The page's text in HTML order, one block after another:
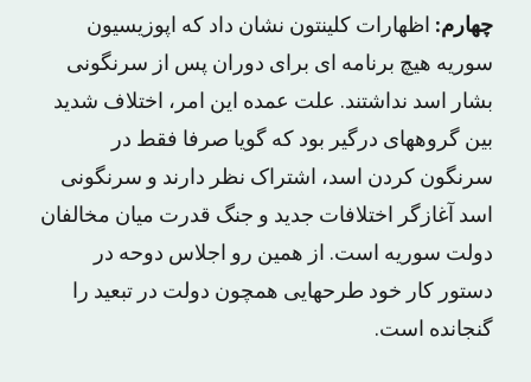
چهارم:
اظهارات کلینتون نشان داد که اپوزیسیون
سوریه هیچ برنامه ای برای دوران پس از سرنگونی
بشار اسد نداشتند. علت عمده این امر، اختلاف شدید
بین گروههای درگیر بود که گویا صرفا فقط در
سرنگون کردن اسد، اشتراک نظر دارند و سرنگونی
اسد آغازگر اختلافات جدید و جنگ قدرت میان مخالفان
دولت سوریه است. از همین رو اجلاس دوحه در
دستور کار خود طرحهایی همچون دولت در تبعید را
گنجانده است.